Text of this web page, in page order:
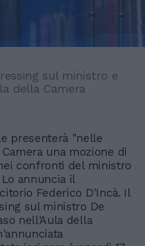
sul ministro e
della Camera
presenterà "nelle
una mozione di
confronti del ministro
annuncia il
Federico D'Incà. Il
sul ministro De
nell'Aula della